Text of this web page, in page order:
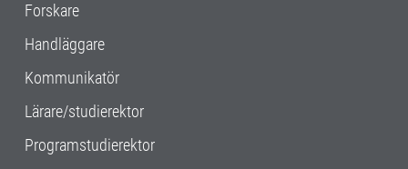
Forskare
Handläggare
Kommunikatör
Lärare/studierektor
Programstudierektor